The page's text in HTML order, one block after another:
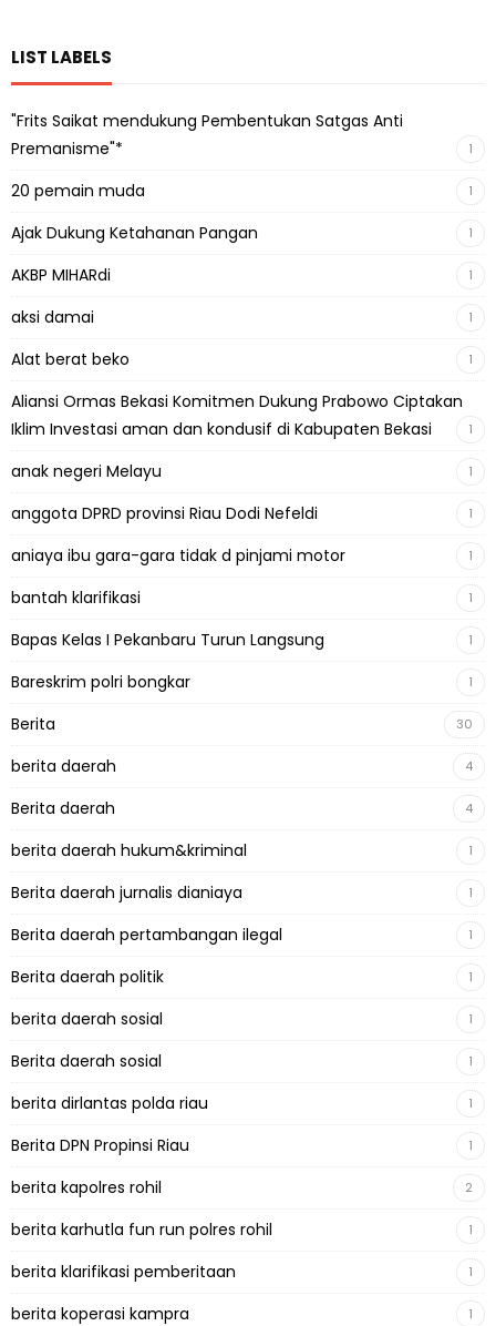
LIST LABELS
"Frits Saikat mendukung Pembentukan Satgas Anti
Premanisme"*
1
20 pemain muda 1
Ajak Dukung Ketahanan Pangan 1
AKBP MIHARdi 1
aksi damai 1
Alat berat beko 1
Aliansi Ormas Bekasi Komitmen Dukung Prabowo Ciptakan
Iklim Investasi aman dan kondusif di Kabupaten Bekasi
1
anak negeri Melayu 1
anggota DPRD provinsi Riau Dodi Nefeldi 1
aniaya ibu gara-gara tidak d pinjami motor 1
bantah klarifikasi 1
Bapas Kelas I Pekanbaru Turun Langsung 1
Bareskrim polri bongkar 1
Berita 30
berita daerah 4
Berita daerah 4
berita daerah hukum&kriminal 1
Berita daerah jurnalis dianiaya 1
Berita daerah pertambangan ilegal 1
Berita daerah politik 1
berita daerah sosial 1
Berita daerah sosial 1
berita dirlantas polda riau 1
Berita DPN Propinsi Riau 1
berita kapolres rohil 2
berita karhutla fun run polres rohil 1
berita klarifikasi pemberitaan 1
berita koperasi kampra 1